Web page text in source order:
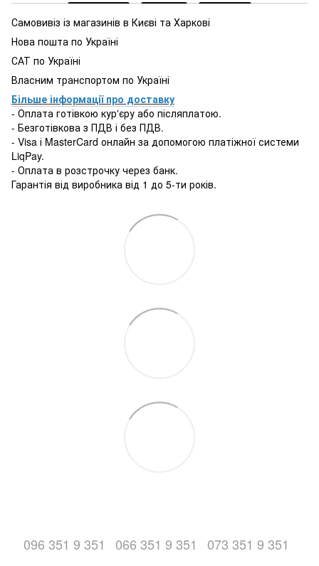
Самовивіз із магазинів в Києві та Харкові
Нова пошта по Україні
САТ по Україні
Власним транспортом по Україні
Більше інформації про доставку
- Оплата готівкою кур'єру або післяплатою.
- Безготівкова з ПДВ і без ПДВ.
- Visa і MasterCard онлайн за допомогою платіжної системи
LiqPay.
- Оплата в розстрочку через банк.
Гарантія від виробника від 1 до 5-ти років.
096 351 9 351 066 351 9 351 073 351 9 351